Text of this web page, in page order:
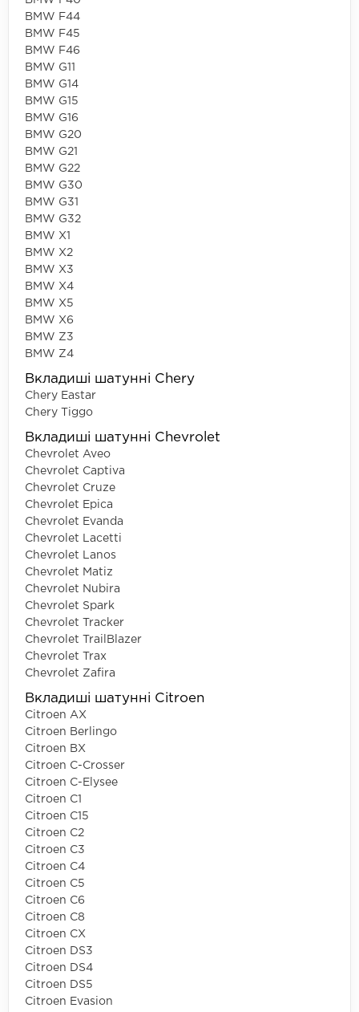
BMW F44
BMW F45
BMW F46
BMW G11
BMW G14
BMW G15
BMW G16
BMW G20
BMW G21
BMW G22
BMW G30
BMW G31
BMW G32
BMW X1
BMW X2
BMW X3
BMW X4
BMW X5
BMW X6
BMW Z3
BMW Z4
Вкладиші шатунні Chery
Chery Eastar
Chery Tiggo
Вкладиші шатунні Chevrolet
Chevrolet Aveo
Chevrolet Captiva
Chevrolet Cruze
Chevrolet Epica
Chevrolet Evanda
Chevrolet Lacetti
Chevrolet Lanos
Chevrolet Matiz
Chevrolet Nubira
Chevrolet Spark
Chevrolet Tracker
Chevrolet TrailBlazer
Chevrolet Trax
Chevrolet Zafira
Вкладиші шатунні Citroen
Citroen AX
Citroen Berlingo
Citroen BX
Citroen C-Crosser
Citroen C-Elysee
Citroen C1
Citroen C15
Citroen C2
Citroen C3
Citroen C4
Citroen C5
Citroen C6
Citroen C8
Citroen CX
Citroen DS3
Citroen DS4
Citroen DS5
Citroen Evasion